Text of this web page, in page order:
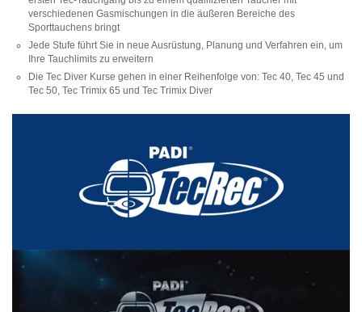
verschiedenen Gasmischungen in die äußeren Bereiche des
Sporttauchens bringt
Jede Stufe führt Sie in neue Ausrüstung, Planung und Verfahren ein, um
Ihre Tauchlimits zu erweitern
Die Tec Diver Kurse gehen in einer Reihenfolge von: Tec 40, Tec 45 und
Tec 50, Tec Trimix 65 und Tec Trimix Diver